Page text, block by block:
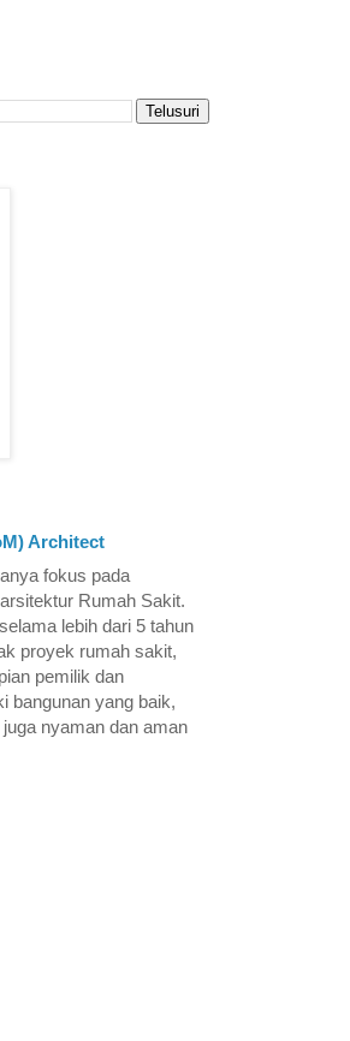
Architect
fokus pada
Rumah Sakit.
lebih dari 5 tahun
proyek rumah sakit,
pemilik dan
bangunan yang baik,
nyaman dan aman